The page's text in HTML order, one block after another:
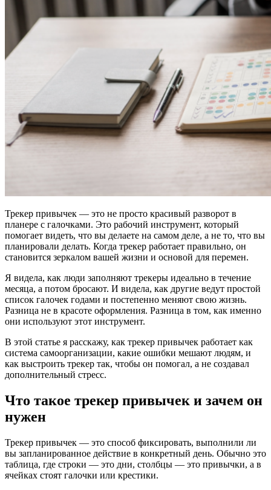
Трекер привычек — это не просто красивый разворот в
планере с галочками. Это рабочий инструмент, который
помогает видеть, что вы делаете на самом деле, а не то, что вы
планировали делать. Когда трекер работает правильно, он
становится зеркалом вашей жизни и основой для перемен.
Я видела, как люди заполняют трекеры идеально в течение
месяца, а потом бросают. И видела, как другие ведут простой
список галочек годами и постепенно меняют свою жизнь.
Разница не в красоте оформления. Разница в том, как именно
они используют этот инструмент.
В этой статье я расскажу, как трекер привычек работает как
система самоорганизации, какие ошибки мешают людям, и
как выстроить трекер так, чтобы он помогал, а не создавал
дополнительный стресс.
Что такое трекер привычек и зачем он
нужен
Трекер привычек — это способ фиксировать, выполнили ли
вы запланированное действие в конкретный день. Обычно это
таблица, где строки — это дни, столбцы — это привычки, а в
ячейках стоят галочки или крестики.